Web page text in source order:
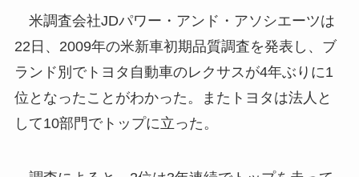
米調査会社JDパワー・アンド・アソシエーツは
22日、2009年の米新車初期品質調査を発表し、ブ
ランド別でトヨタ自動車のレクサスが4年ぶりに1
位となったことがわかった。またトヨタは法人と
して10部門でトップに立った。